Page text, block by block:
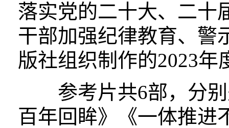
落实党的二十大、二十
干部加强纪律教育、警
版社组织制作的2023
参考片共6部，分别
百年回眸》《一体推进